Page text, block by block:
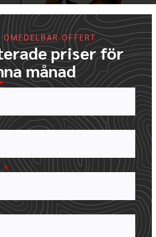
OFFERTFORMULÄR
OCH BESKRIV DIN BESTÄLLNING
OFFERT
priser för
månad